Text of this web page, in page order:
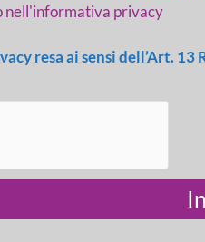
nell'informativa privacy
resa ai sensi dell’Art.